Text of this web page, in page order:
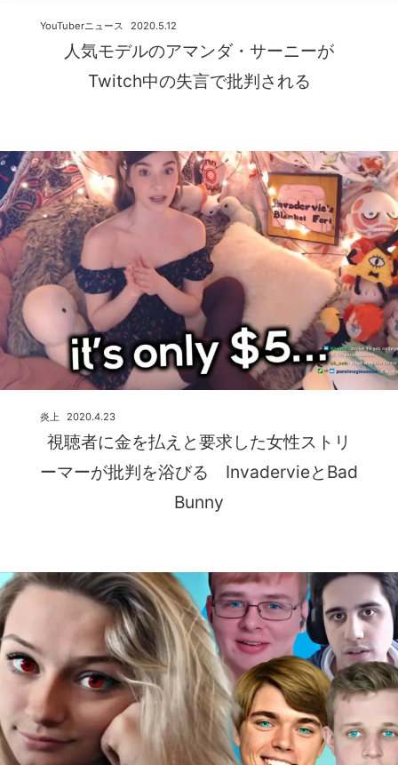
人気モデルのアマンダ・サーニーが
Twitch中の失言で批判される
2020.5.12
YouTuberニュース
視聴者に金を払えと要求した女性ストリ
ーマーが批判を浴びる InvadervieとBad
Bunny
2020.4.23
炎上